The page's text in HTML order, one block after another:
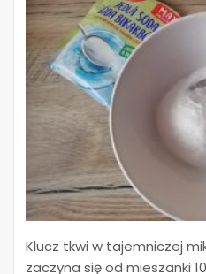
Klucz tkwi w tajemniczej
zaczyna się od mieszanki